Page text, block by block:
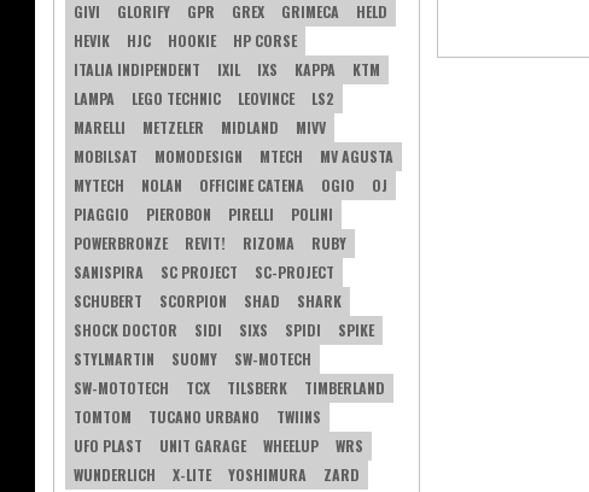
GIVI
GLORIFY GPR GREX GRIMECA
HELD
HEVIK
HJC HOOKIE
HP CORSE
ITALIA INDIPENDENT
IXIL IXS KAPPA
KTM
LAMPA
LEGO TECHNIC LEOVINCE
LS2
MARELLI
METZELER MIDLAND
MIVV
MOBILSAT
MOMODESIGN MTECH
MV AGUSTA
MYTECH
NOLAN OFFICINE CATENA OGIO
OJ
PIAGGIO
PIEROBON PIRELLI
POLINI
POWERBRONZE
REVIT! RIZOMA
RUBY
SANISPIRA
SC PROJECT
SC-PROJECT
SCHUBERT
SCORPION SHAD
SHARK
SHOCK DOCTOR
SIDI SIXS SPIDI
SPIKE
STYLMARTIN
SUOMY
SW-MOTECH
SW-MOTOTECH
TCX TILSBERK
TIMBERLAND
TOMTOM
TUCANO URBANO
TWIINS
UFO PLAST
UNIT GARAGE WHEELUP
WRS
WUNDERLICH
X-LITE YOSHIMURA ZARD